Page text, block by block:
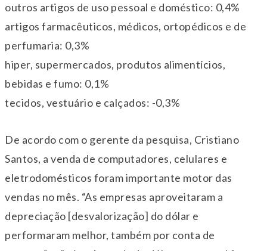
outros artigos de uso pessoal e doméstico: 0,4%
artigos farmacêuticos, médicos, ortopédicos e de
perfumaria: 0,3%
hiper, supermercados, produtos alimentícios,
bebidas e fumo: 0,1%
tecidos, vestuário e calçados: -0,3%
De acordo com o gerente da pesquisa, Cristiano
Santos, a venda de computadores, celulares e
eletrodomésticos foram importante motor das
vendas no mês. “As empresas aproveitaram a
depreciação [desvalorização] do dólar e
performaram melhor, também por conta de